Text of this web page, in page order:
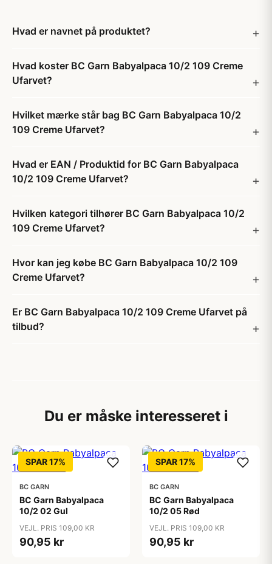
Hvad er navnet på produktet?
Hvad koster BC Garn Babyalpaca 10/2 109 Creme
Ufarvet?
Hvilket mærke står bag BC Garn Babyalpaca 10/2
109 Creme Ufarvet?
Hvad er EAN / Produktid for BC Garn Babyalpaca
10/2 109 Creme Ufarvet?
Hvilken kategori tilhører BC Garn Babyalpaca 10/2
109 Creme Ufarvet?
Hvor kan jeg købe BC Garn Babyalpaca 10/2 109
Creme Ufarvet?
Er BC Garn Babyalpaca 10/2 109 Creme Ufarvet på
tilbud?
Du er måske interesseret i
SPAR 17%
BC GARN
BC Garn Babyalpaca
10/2 02 Gul
VEJL. PRIS 109,00 KR
90,95 kr
SPAR 17%
BC GARN
BC Garn Babyalpaca
10/2 05 Rød
VEJL. PRIS 109,00 KR
90,95 kr